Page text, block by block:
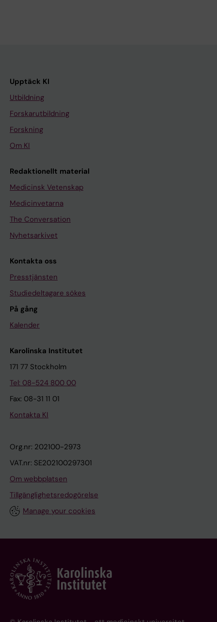
Upptäck KI
Utbildning
Forskarutbildning
Forskning
Om KI
Redaktionellt material
Medicinsk Vetenskap
Medicinvetarna
The Conversation
Nyhetsarkivet
Kontakta oss
Presstjänsten
Studiedeltagare sökes
På gång
Kalender
Karolinska Institutet
171 77 Stockholm
Tel: 08-524 800 00
Fax: 08-31 11 01
Kontakta KI
Org.nr: 202100-2973
VAT.nr: SE202100297301
Om webbplatsen
Tillgänglighetsredogörelse
Manage your cookies